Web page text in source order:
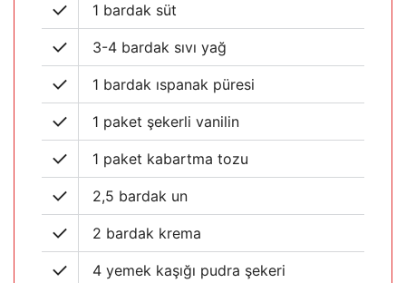
1 bardak süt
3-4 bardak sıvı yağ
1 bardak ıspanak püresi
1 paket şekerli vanilin
1 paket kabartma tozu
2,5 bardak un
2 bardak krema
4 yemek kaşığı pudra şekeri